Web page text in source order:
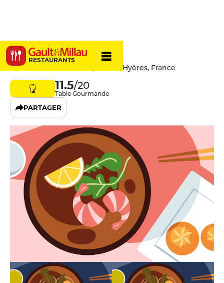
RESTAURANTS
Sachi
10 Rue du Soldat Ferrari, 83400 Hyères, France
11.5/20
Table Gourmande
PARTAGER